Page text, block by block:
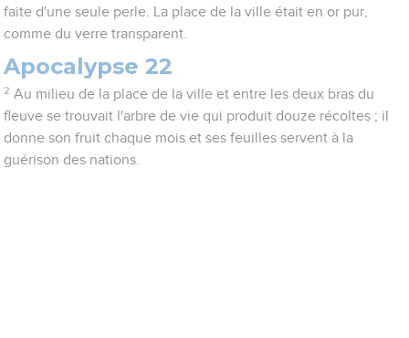
faite d'une seule perle. La place de la ville était en or pur,
comme du verre transparent.
Apocalypse 22
2 Au milieu de la place de la ville et entre les deux bras du
fleuve se trouvait l'arbre de vie qui produit douze récoltes ; il
donne son fruit chaque mois et ses feuilles servent à la
guérison des nations.